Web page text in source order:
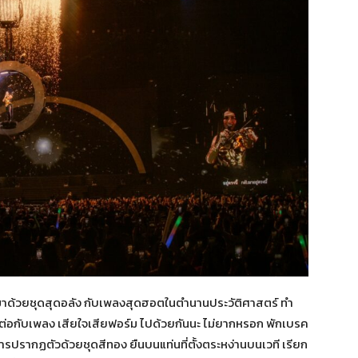
ด้วยชุดสุดอลัง กับเพลงสุดฮอตในตำนานประวัติศาสตร์ ทำ
บเพลง เสียใจเสียฟอร์ม ไปด้วยกันนะ ไม่ยากหรอก พักเบรค
ปรากฏตัวด้วยชุดสีทอง ยืนบนแท่นที่ตั้งตระหง่านบนเวที เรียก